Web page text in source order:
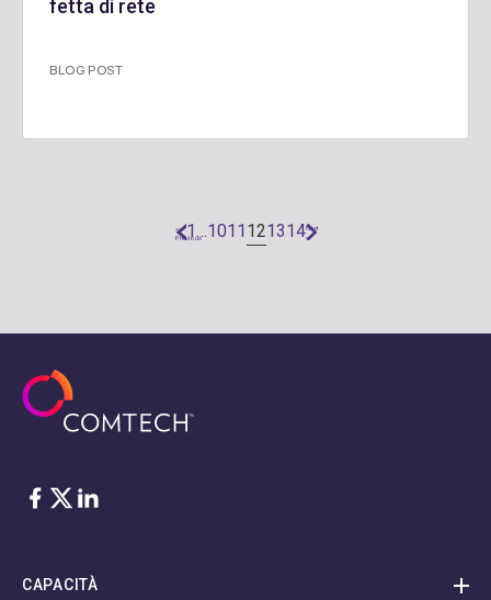
fetta di rete
BLOG POST
«
Previous
1…1011 121314Next
»
Facebook
Twitter
LinkedIn
CAPACITÀ